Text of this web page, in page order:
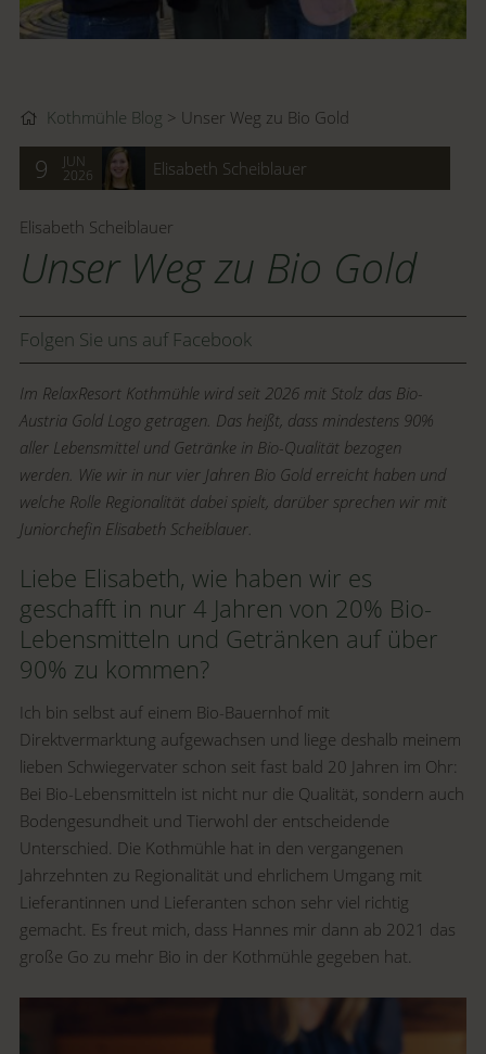
Kothmühle Blog Unser Weg zu Bio Gold
9
JUN
2026
Elisabeth Scheiblauer
Elisabeth Scheiblauer
Unser Weg zu Bio Gold
Folgen Sie uns auf Facebook
Im RelaxResort Kothmühle wird seit 2026 mit Stolz das Bio-
Austria Gold Logo getragen. Das heißt, dass mindestens 90%
aller Lebensmittel und Getränke in Bio-Qualität bezogen
werden. Wie wir in nur vier Jahren Bio Gold erreicht haben und
welche Rolle Regionalität dabei spielt, darüber sprechen wir mit
Juniorchefin Elisabeth Scheiblauer.
Liebe Elisabeth, wie haben wir es
geschafft in nur 4 Jahren von 20% Bio-
Lebensmitteln und Getränken auf über
90% zu kommen?
Ich bin selbst auf einem Bio-Bauernhof mit
Direktvermarktung aufgewachsen und liege deshalb meinem
lieben Schwiegervater schon seit fast bald 20 Jahren im Ohr:
Bei Bio-Lebensmitteln ist nicht nur die Qualität, sondern auch
Bodengesundheit und Tierwohl der entscheidende
Unterschied. Die Kothmühle hat in den vergangenen
Jahrzehnten zu Regionalität und ehrlichem Umgang mit
Lieferantinnen und Lieferanten schon sehr viel richtig
gemacht. Es freut mich, dass Hannes mir dann ab 2021 das
große Go zu mehr Bio in der Kothmühle gegeben hat.